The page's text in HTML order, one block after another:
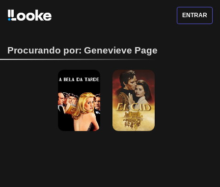
ENTRAR
Procurando por: Genevieve Page
El Cid